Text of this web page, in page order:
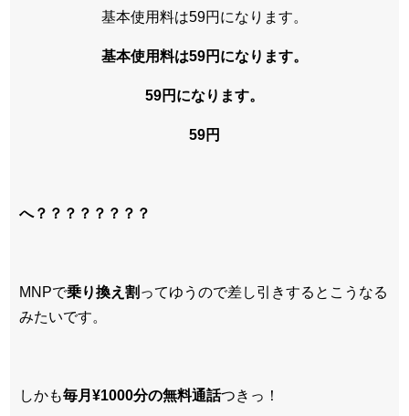
基本使用料は59円になります。
基本使用料は59円になります。
59円になります。
59円
へ？？？？？？？？
MNPで乗り換え割 ってゆうので差し引きするとこうなる
みたいです。
しかも毎月¥1000分の無料通話つきっ！